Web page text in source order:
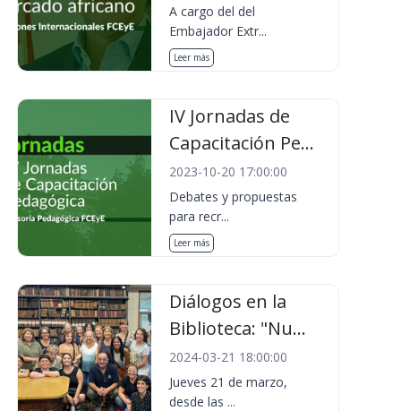
A cargo del del
Embajador Extr...
Leer más
IV Jornadas de
Capacitación Pe...
2023-10-20 17:00:00
Debates y propuestas
para recr...
Leer más
Diálogos en la
Biblioteca: "Nu...
2024-03-21 18:00:00
Jueves 21 de marzo,
desde las ...